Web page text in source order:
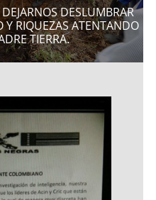
DESLUMBRAR
Y RIQUEZAS ATENTANDO
TIERRA.